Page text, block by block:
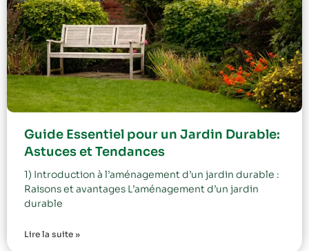
Guide Essentiel pour un Jardin Durable:
Astuces et Tendances
1) Introduction à l’aménagement d’un jardin durable :
Raisons et avantages L’aménagement d’un jardin
durable
Lire la suite »